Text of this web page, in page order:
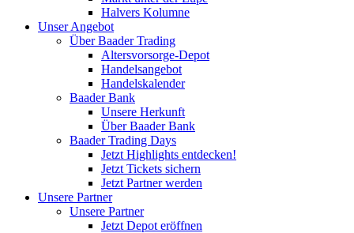
Halvers Kolumne
Unser Angebot
Über Baader Trading
Altersvorsorge-Depot
Handelsangebot
Handelskalender
Baader Bank
Unsere Herkunft
Über Baader Bank
Baader Trading Days
Jetzt Highlights entdecken!
Jetzt Tickets sichern
Jetzt Partner werden
Unsere Partner
Unsere Partner
Jetzt Depot eröffnen